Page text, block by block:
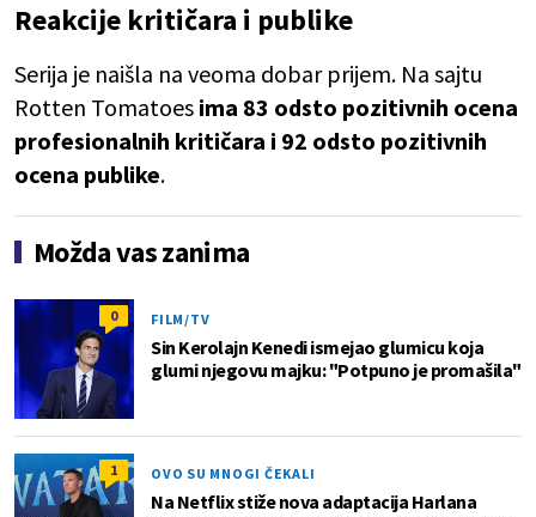
Reakcije kritičara i publike
Serija je naišla na veoma dobar prijem. Na sajtu
Rotten Tomatoes ima 83 odsto pozitivnih ocena
profesionalnih kritičara i 92 odsto pozitivnih
ocena publike.
Možda vas zanima
0 FILM/TV
Sin Kerolajn Kenedi ismejao glumicu koja
glumi njegovu majku: "Potpuno je promašila"
1 OVO SU MNOGI ČEKALI
Na Netflix stiže nova adaptacija Harlana